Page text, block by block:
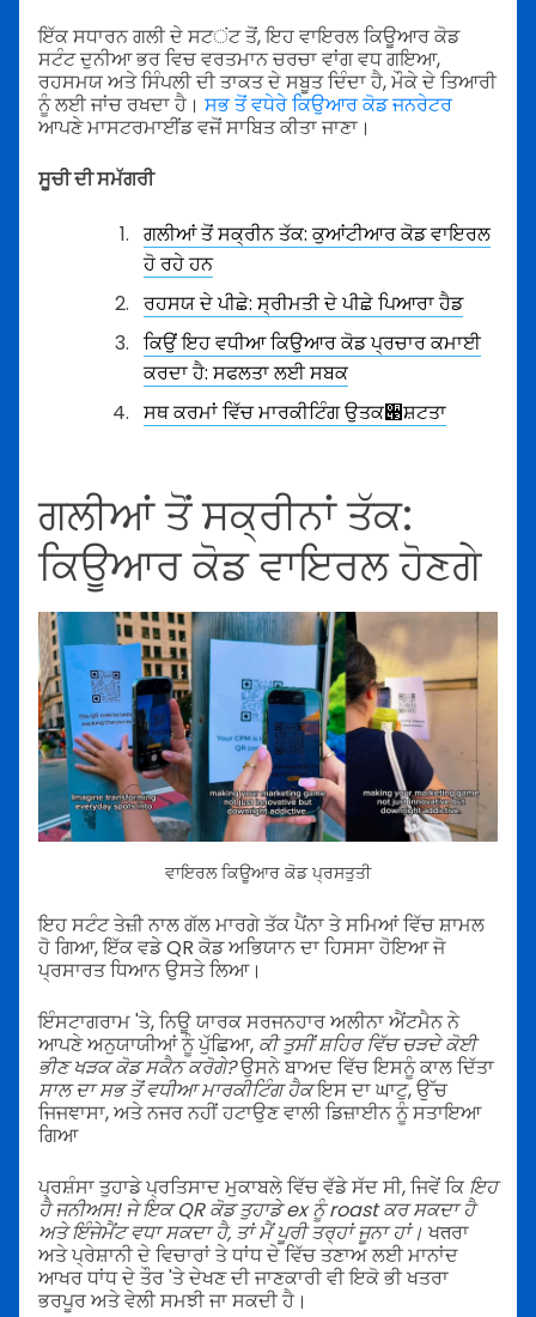
ਇੱਕ ਸਧਾਰਨ ਗਲੀ ਦੇ ਸਟंਟ ਤੋਂ, ਇਹ ਵਾਇਰਲ ਕਿਊਆਰ ਕੋਡ
ਸਟੰਟ ਦੁਨੀਆ ਭਰ ਵਿਚ ਵਰਤਮਾਨ ਚਰਚਾ ਵਾਂਗ ਵਧ ਗਇਆ,
ਰਹਸਮਯ ਅਤੇ ਸਿੰਪਲੀ ਦੀ ਤਾਕਤ ਦੇ ਸਬੂਤ ਦਿੰਦਾ ਹੈ, ਮੌਕੇ ਦੇ ਤਿਆਰੀ
ਨੂੰ ਲਈ ਜਾਂਚ ਰਖਦਾ ਹੈ। ਸਭ ਤੋਂ ਵਧੇਰੇ ਕਿਉਆਰ ਕੋਡ ਜਨਰੇਟਰ
ਆਪਣੇ ਮਾਸਟਰਮਾਈਂਡ ਵਜੋਂ ਸਾਬਿਤ ਕੀਤਾ ਜਾਣਾ।
ਸੂਚੀ ਦੀ ਸਮੱਗਰੀ
ਗਲੀਆਂ ਤੋਂ ਸਕ੍ਰੀਨ ਤੱਕ: ਕੁਆਂਟੀਆਰ ਕੋਡ ਵਾਇਰਲ
ਹੋ ਰਹੇ ਹਨ
ਰਹਸਯ ਦੇ ਪੀਛੇ: ਸ੍ਰੀਮਤੀ ਦੇ ਪੀਛੇ ਪਿਆਰਾ ਹੈਡ
ਕਿਉਂ ਇਹ ਵਧੀਆ ਕਿਉਆਰ ਕੋਡ ਪ੍ਰਚਾਰ ਕਮਾਈ
ਕਰਦਾ ਹੈ: ਸਫਲਤਾ ਲਈ ਸਬਕ
ਸਥ ਕਰਮਾਂ ਵਿੱਚ ਮਾਰਕੀਟਿੰਗ ਉਤਕ੃ਸ਼ਟਤਾ
ਗਲੀਆਂ ਤੋਂ ਸਕ੍ਰੀਨਾਂ ਤੱਕ:
ਕਿਊਆਰ ਕੋਡ ਵਾਇਰਲ ਹੋਣਗੇ
ਵਾਇਰਲ ਕਿਊਆਰ ਕੋਡ ਪ੍ਰਸਤੁਤੀ
ਇਹ ਸਟੰਟ ਤੇਜ਼ੀ ਨਾਲ ਗੱਲ ਮਾਰਗੇ ਤੱਕ ਪੈਂਨਾ ਤੇ ਸਮਿਆਂ ਵਿੱਚ ਸ਼ਾਮਲ
ਹੋ ਗਿਆ, ਇੱਕ ਵਡੇ QR ਕੋਡ ਅਭਿਯਾਨ ਦਾ ਹਿਸਸਾ ਹੋਇਆ ਜੋ
ਪ੍ਰਸਾਰਤ ਧਿਆਨ ਉਸਤੇ ਲਿਆ।
ਇੰਸਟਾਗਰਾਮ 'ਤੇ, ਨਿਊ ਯਾਰਕ ਸਰਜਨਹਾਰ ਅਲੀਨਾ ਐਂਟਮੈਨ ਨੇ
ਆਪਣੇ ਅਨੁਯਾਯੀਆਂ ਨੂੰ ਪੁੱਛਿਆ, ਕੀ ਤੁਸੀਂ ਸ਼ਹਿਰ ਵਿੱਚ ਚੜਦੇ ਕੋਈ
ਭੀਣ ਖੜਕ ਕੋਡ ਸਕੈਨ ਕਰੋਗੇ?ਉਸਨੇ ਬਾਅਦ ਵਿੱਚ ਇਸਨੂੰ ਕਾਲ ਦਿੱਤਾ
ਸਾਲ ਦਾ ਸਭ ਤੋਂ ਵਧੀਆ ਮਾਰਕੀਟਿੰਗ ਹੈਕਇਸ ਦਾ ਘਾਟੁ, ਉੱਚ
ਜਿਜਞਾਸਾ, ਅਤੇ ਨਜਰ ਨਹੀਂ ਹਟਾਉਣ ਵਾਲੀ ਡਿਜ਼ਾਈਨ ਨੂੰ ਸਤਾਇਆ
ਗਿਆ
ਪ੍ਰਸ਼ੰਸਾ ਤੁਹਾਡੇ ਪ੍ਰਤਿਸਾਦ ਮੁਕਾਬਲੇ ਵਿੱਚ ਵੱਡੇ ਸੱਦ ਸੀ, ਜਿਵੇਂ ਕਿ ਇਹ
ਹੈ ਜਨੀਅਸ! ਜੇ ਇਕ QR ਕੋਡ ਤੁਹਾਡੇ ex ਨੂੰ roast ਕਰ ਸਕਦਾ ਹੈ
ਅਤੇ ਇੰਜੇਮੈਂਟ ਵਧਾ ਸਕਦਾ ਹੈ, ਤਾਂ ਮੈਂ ਪੂਰੀ ਤਰ੍ਹਾਂ ਜੂਨਾ ਹਾਂ।ਖतਰਾ
ਅਤੇ ਪ੍ਰੇਸ਼ਾਨੀ ਦੇ ਵਿਚਾਰਾਂ ਤੇ ਧਾਂਧ ਦੇ ਵਿੱਚ ਤਣਾਅ ਲਈ ਮਾਨਾਂਦ
ਆਖਰ ਧਾਂਧ ਦੇ ਤੌਰ 'ਤੇ ਦੇਖਣ ਦੀ ਜਾਣਕਾਰੀ ਵੀ ਇਕੋ ਭੀ ਖਤਰਾ
ਭਰਪੂਰ ਅਤੇ ਵੇਲੀ ਸਮਝੀ ਜਾ ਸਕਦੀ ਹੈ।